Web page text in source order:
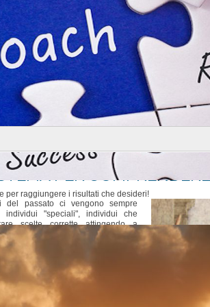
per raggiungere i risultati che desideri!
Stiamo aggiornando il calendario
Skills
Seminari immersivi di 1
Seminari specifici per professionisti in
Stiamo aggiornando il calendario corsi
PER
del passato ci vengono sempre
individui "speciali", individui che
scelte corrette attingendo a
di sé; come persone che, quando
delle decisioni o veniva loro
in un modo diverso, in un modo
reattive.
"saggio Maestro", così come la
proprio quella di saper utilizzare
poter attingere al momento ed